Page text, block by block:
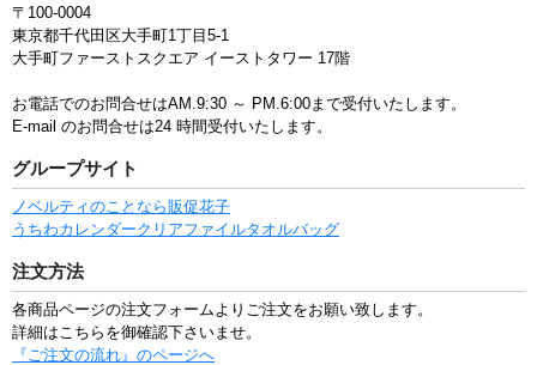
〒100-0004
東京都千代田区大手町1丁目5-1
大手町ファーストスクエア イーストタワー 17階
お電話でのお問合せはAM.9:30 ～ PM.6:00まで受付いたします。
E-mail のお問合せは24 時間受付いたします。
グループサイト
ノベルティのことなら販促花子
うちわカレンダークリアファイルタオルバッグ
注文方法
各商品ページの注文フォームよりご注文をお願い致します。
詳細はこちらを御確認下さいませ。
『ご注文の流れ』のページへ